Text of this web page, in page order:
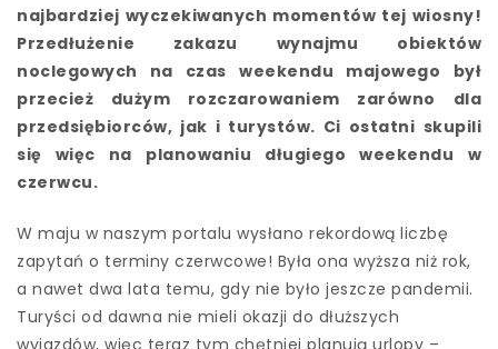
najbardziej wyczekiwanych momentów tej wiosny!
Przedłużenie zakazu wynajmu obiektów
noclegowych na czas weekendu majowego był
przecież dużym rozczarowaniem zarówno dla
przedsiębiorców, jak i turystów. Ci ostatni skupili
się więc na planowaniu długiego weekendu w
czerwcu.
W maju w naszym portalu wysłano rekordową liczbę
zapytań o terminy czerwcowe! Była ona wyższa niż rok,
a nawet dwa lata temu, gdy nie było jeszcze pandemii.
Turyści od dawna nie mieli okazji do dłuższych
wyjazdów, więc teraz tym chętniej planują urlopy –